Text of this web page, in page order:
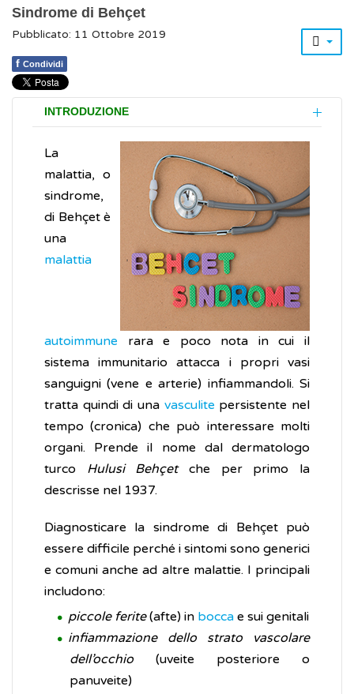
Sindrome di Behçet
Pubblicato: 11 Ottobre 2019
f Condividi
INTRODUZIONE
La
malattia, o
sindrome,
di Behçet è
una
malattia
autoimmune rara e poco nota in cui il
sistema immunitario attacca i propri vasi
sanguigni (vene e arterie) infiammandoli. Si
tratta quindi di una vasculite persistente nel
tempo (cronica) che può interessare molti
organi. Prende il nome dal dermatologo
turco Hulusi Behçetche per primo la
descrisse nel 1937.
Diagnosticare la sindrome di Behçet può
essere difficile perché i sintomi sono generici
e comuni anche ad altre malattie. I principali
includono:
piccole ferite(afte) in bocca e sui genitali
infiammazione dello strato vascolare
dell’occhio(uveite posteriore o
panuveite)